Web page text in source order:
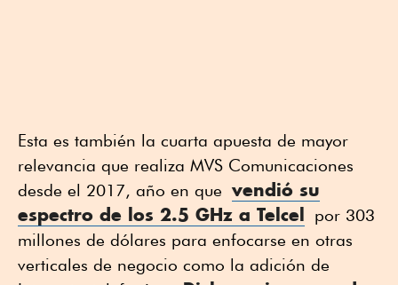
Esta es también la cuarta apuesta de mayor
relevancia que realiza MVS Comunicaciones
desde el 2017, año en que vendió su
espectro de los 2.5 GHz a Telcel por 303
millones de dólares para enfocarse en otras
verticales de negocio como la adición de